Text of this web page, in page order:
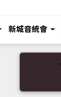
新城音統會